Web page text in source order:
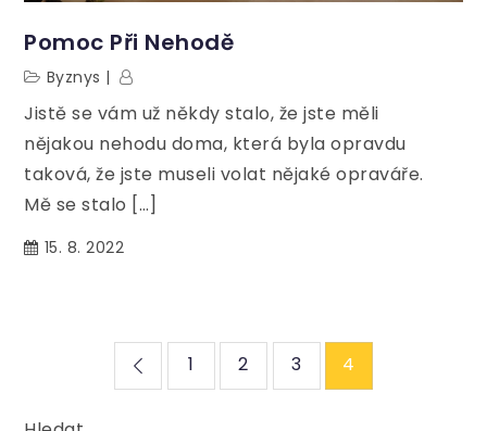
Pomoc Při Nehodě
Byznys
Jistě se vám už někdy stalo, že jste měli
nějakou nehodu doma, která byla opravdu
taková, že jste museli volat nějaké opraváře.
Mě se stalo […]
15. 8. 2022
Stránkování
1 2 3 4